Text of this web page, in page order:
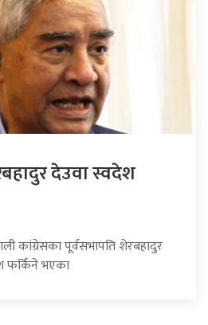
देउवा स्वदेश
कांग्रेसका पूर्वसभापति शेरबहादुर
फर्किने भएका